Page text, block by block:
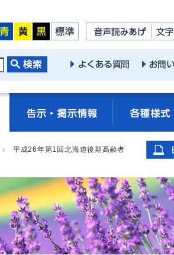
平成26年第1回北海道後期高齢者